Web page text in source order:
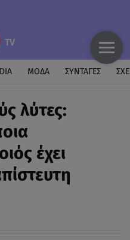
ΜΟΔΑ ΣΥΝΤΑΓΕΣ
λύτες:
έχει